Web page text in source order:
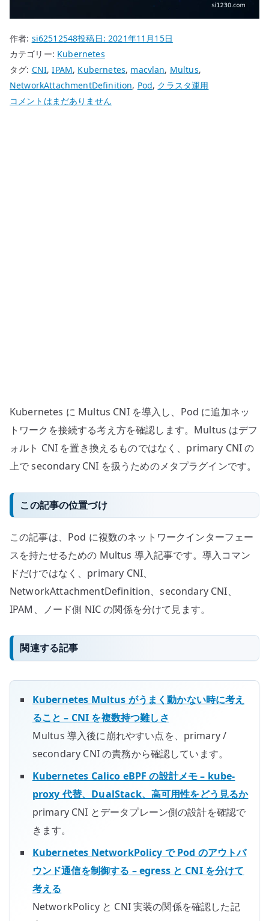
作者: si62512548投稿日:2021年11月15日
カテゴリー: Kubernetes
タグ: CNI,IPAM, Kubernetes, macvlan, Multus,
NetworkAttachmentDefinition, Pod, クラスタ運用
Kubernetes
コメントはまだありません
Kubernetes に Multus CNI を導入し、Pod に追加ネッ
トワークを接続する考え方を確認します。Multus はデフ
ォルト CNI を置き換えるものではなく、primary CNI の
上で secondary CNI を扱うためのメタプラグインです。
この記事の位置づけ
この記事は、Pod に複数のネットワークインターフェー
スを持たせるための Multus 導入記事です。導入コマン
ドだけではなく、primary CNI、
NetworkAttachmentDefinition、secondary CNI、
IPAM、ノード側 NIC の関係を分けて見ます。
関連する記事
Kubernetes Multus がうまく動かない時に考え
ること – CNI を複数持つ難しさ
Multus 導入後に崩れやすい点を、primary /
secondary CNI の責務から確認しています。
Kubernetes Calico eBPF の設計メモ – kube-
proxy 代替、DualStack、高可用性をどう見るか
primary CNI とデータプレーン側の設計を確認で
きます。
Kubernetes NetworkPolicy で Pod のアウトバ
ウンド通信を制御する – egress と CNI を分けて
考える
NetworkPolicy と CNI 実装の関係を確認した記